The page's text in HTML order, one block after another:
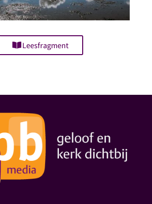
Leesfragment